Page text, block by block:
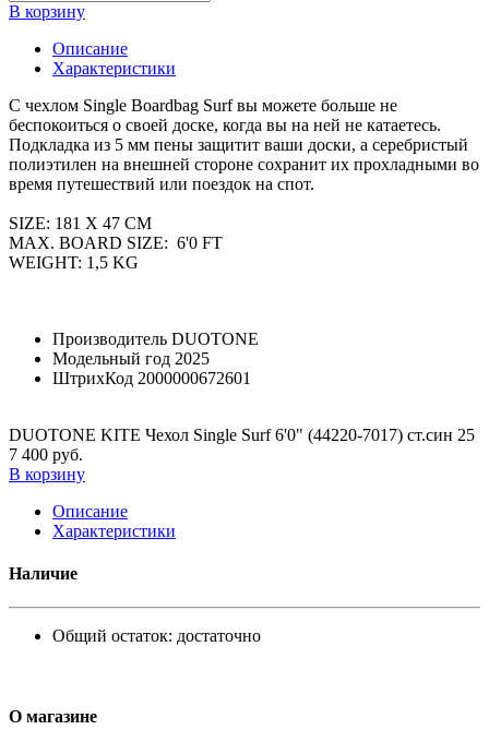
В корзину
Описание
Характеристики
С чехлом Single Boardbag Surf вы можете больше не
беспокоиться о своей доске, когда вы на ней не катаетесь.
Подкладка из 5 мм пены защитит ваши доски, а серебристый
полиэтилен на внешней стороне сохранит их прохладными во
время путешествий или поездок на спот.
SIZE: 181 X 47 CM
MAX. BOARD SIZE: 6'0 FT
WEIGHT: 1,5 KG
Производитель DUOTONE
Модельный год 2025
ШтрихКод 2000000672601
DUOTONE KITE Чехол Single Surf 6'0" (44220-7017) ст.син 25
7 400 руб.
В корзину
Описание
Характеристики
Наличие
Общий остаток: достаточно
О магазине